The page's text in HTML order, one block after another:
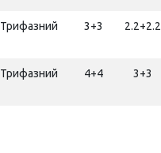
Трифазний 3+3 2.2+2.2
Трифазний 4+4 3+3